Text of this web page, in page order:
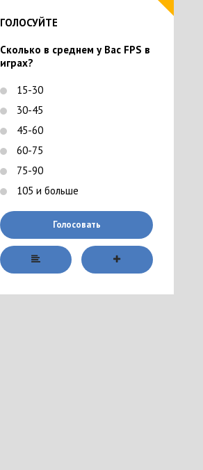
ГОЛОСУЙТЕ
Сколько в среднем у Вас FPS в
играх?
15-30
30-45
45-60
60-75
75-90
105 и больше
Голосовать